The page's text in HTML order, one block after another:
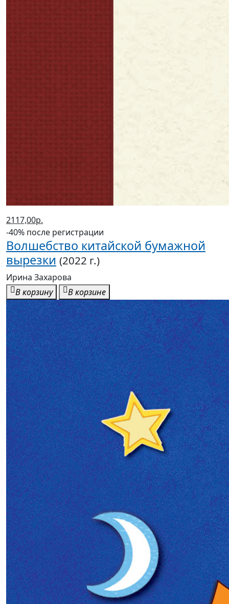
2117,00р.
-40% после регистрации
Волшебство китайской бумажной
вырезки (2022 г.)
Ирина Захарова
В корзину
В корзине